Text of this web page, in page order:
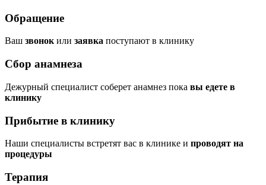
Обращение
Ваш звонокили заявка поступают в клинику
Сбор анамнеза
Дежурный специалист соберет анамнез пока вы едете в
клинику
Прибытие в клинику
Наши специалисты встретят вас в клинике и проводят на
процедуры
Терапия